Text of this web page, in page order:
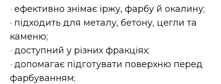
· ефективно знімає іржу, фарбу й окалину;
· підходить для металу, бетону, цегли та
каменю;
· доступний у різних фракціях;
· допомагає підготувати поверхню перед
фарбуванням;